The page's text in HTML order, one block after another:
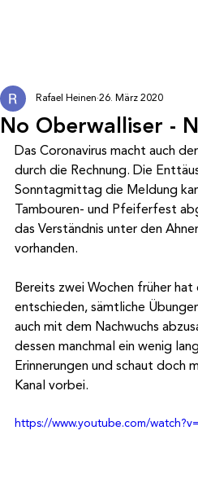
No Oberwalliser -
Rafael Heinen 26. März 2020
Das Coronavirus macht auch
durch die Rechnung. Die
Sonntagmittag die Meldung
Tambouren- und Pfeiferfest
das Verständnis unter den
vorhanden.
Bereits zwei Wochen früher
entschieden, sämtliche
auch mit dem Nachwuchs
dessen manchmal ein wenig
Erinnerungen und schaut doch
Kanal vorbei.
https://www.youtube.com/